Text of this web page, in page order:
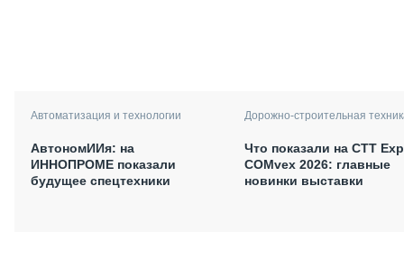
Автоматизация и технологии
АвтономИИя: на
ИННОПРОМЕ показали
будущее спецтехники
Дорожно-строительная
Что показали на CTT
COMvex 2026: главные
новинки выставки